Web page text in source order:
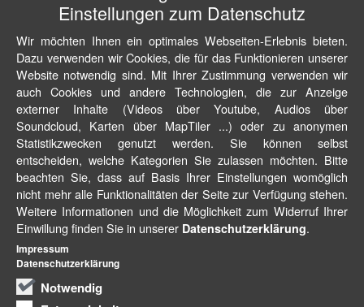
Einstellungen zum Datenschutz
Wir möchten Ihnen ein optimales Webseiten-Erlebnis bieten.
Dazu verwenden wir Cookies, die für das Funktionieren unserer
Website notwendig sind. Mit Ihrer Zustimmung verwenden wir
auch Cookies und andere Technologien, die zur Anzeige
externer Inhalte (Videos über Youtube, Audios über
Soundcloud, Karten über MapTiler ...) oder zu anonymen
Statistikzwecken genutzt werden. Sie können selbst
entscheiden, welche Kategorien Sie zulassen möchten. Bitte
beachten Sie, dass auf Basis Ihrer Einstellungen womöglich
nicht mehr alle Funktionalitäten der Seite zur Verfügung stehen.
Weitere Informationen und die Möglichkeit zum Widerruf Ihrer
Einwillung finden Sie in unserer Datenschutzerklärung.
Notwendig
Impressum
Datenschutzerklärung